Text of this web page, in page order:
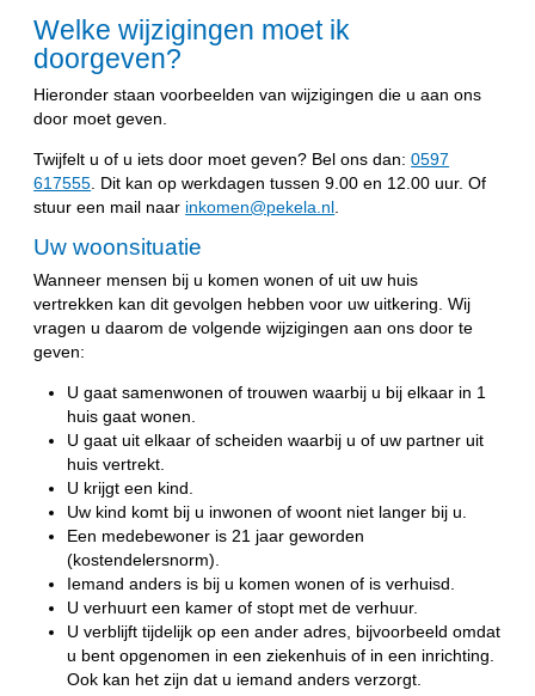
Welke wijzigingen moet ik
doorgeven?
Hieronder staan voorbeelden van wijzigingen die u aan ons
door moet geven.
Twijfelt u of u iets door moet geven? Bel ons dan:0597
617555 . Dit kan op werkdagen tussen 9.00 en 12.00 uur. Of
stuur een mail naar inkomen@pekela.nl
Uw woonsituatie
Wanneer mensen bij u komen wonen of uit uw huis
vertrekken kan dit gevolgen hebben voor uw uitkering. Wij
vragen u daarom de volgende wijzigingen aan ons door te
geven:
U gaat samenwonen of trouwen waarbij u bij elkaar in 1
huis gaat wonen.
U gaat uit elkaar of scheiden waarbij u of uw partner uit
huis vertrekt.
U krijgt een kind.
Uw kind komt bij u inwonen of woont niet langer bij u.
Een medebewoner is 21 jaar geworden
(kostendelersnorm).
Iemand anders is bij u komen wonen of is verhuisd.
U verhuurt een kamer of stopt met de verhuur.
U verblijft tijdelijk op een ander adres, bijvoorbeeld omdat
u bent opgenomen in een ziekenhuis of in een inrichting.
Ook kan het zijn dat u iemand anders verzorgt.